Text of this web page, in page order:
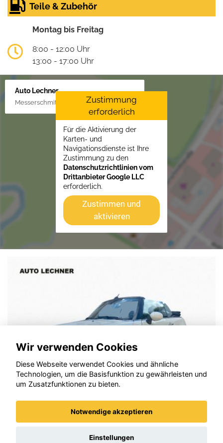
Teile & Zubehör
Montag bis Freitag
8:00 - 12:00 Uhr
13:00 - 17:00 Uhr
Auto Lechner
Messerschmittstr. 4, 86453 Dasing/Lindl
Zustimmung
erforderlich
Für die Aktivierung der
Karten- und
Navigationsdienste ist Ihre
Zustimmung zu den
Datenschutzrichtlinien vom
Drittanbieter Google LLC
erforderlich.
Zustimmen und
aktivieren
MINI Cooper S Cabrio
Wir verwenden Cookies
Diese Webseite verwendet Cookies und ähnliche
Technologien, um die Basisfunktion zu gewährleisten und
um Zusatzfunktionen zu bieten.
Notwendige akzeptieren
Einstellungen